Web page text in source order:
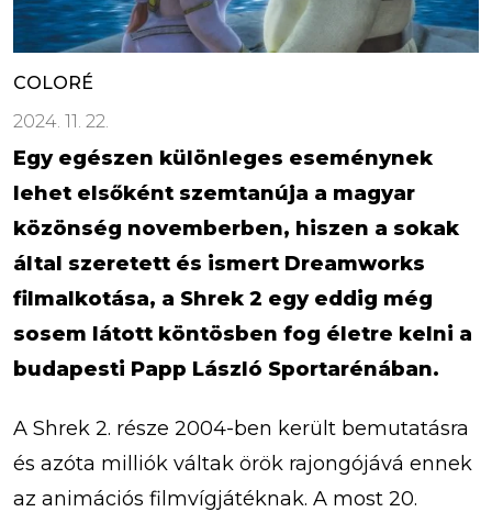
COLORÉ
2024. 11. 22.
Egy egészen különleges eseménynek
lehet elsőként szemtanúja a magyar
közönség novemberben, hiszen a sokak
által szeretett és ismert Dreamworks
filmalkotása, a Shrek 2 egy eddig még
sosem látott köntösben fog életre kelni a
budapesti Papp László Sportarénában.
A Shrek 2. része 2004-ben került bemutatásra
és azóta milliók váltak örök rajongójává ennek
az animációs filmvígjátéknak. A most 20.